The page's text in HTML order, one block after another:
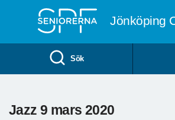
Jönköping
Sök
Jazz 9 mars 2020